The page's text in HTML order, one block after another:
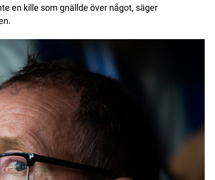
en kille som gnällde över något, säger